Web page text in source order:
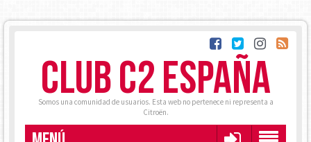
CLUB C2 ESPAÑA
Somos una comunidad de usuarios. Esta web no pertenece ni representa a
Citroën.